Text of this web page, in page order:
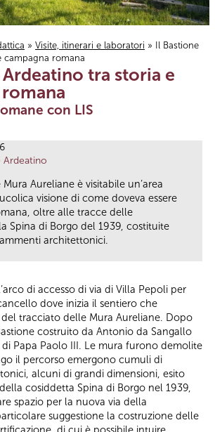
» Visite, itinerari e laboratori » Il Bastione
campagna romana
tra storia e
con LIS
Ardeatino
Aureliane è visitabile un’area
visione di come doveva essere
oltre alle tracce delle
Spina di Borgo del 1939, costituite
architettonici.
di accesso di via di Villa Pepoli per
dove inizia il sentiero che
del tracciato delle Mura Aureliane. Dopo
costruito da Antonio da Sangallo
Papa Paolo III. Le mura furono demolite
il percorso emergono cumuli di
alcuni di grandi dimensioni, esito
cosiddetta Spina di Borgo nel 1939,
spazio per la nuova via della
suggestione la costruzione delle